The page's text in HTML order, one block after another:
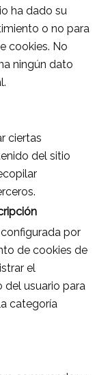
ha dado su
o no para
cookies. No
ningún dato
ciertas
del sitio
por
de cookies de
el
usuario para
categoría